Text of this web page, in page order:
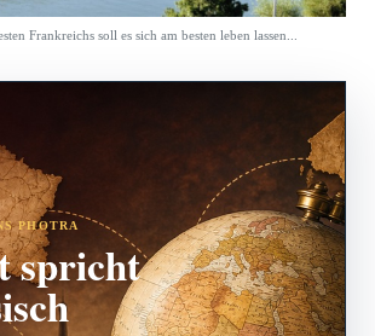
Frankreichs soll es sich am besten leben lassen...
PHOTRA
spricht